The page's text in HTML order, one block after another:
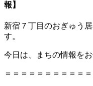
報】
新宿７丁目のおぎゅう
す。
今日は、まちの情報をお
＝＝＝＝＝＝＝＝＝＝